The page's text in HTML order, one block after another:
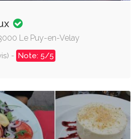
Le Puy-en-Velay
- Note: 5/5